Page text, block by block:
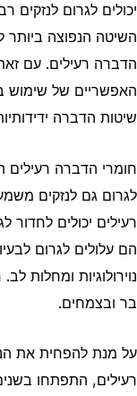
יכולים לגרום
השיטה הנפוצה ביותר
הדברה רעילים. עם
האפשריים של שימוש
שיטות הדברה
חומרי הדברה רעילים
לגרום גם לנזקים
רעילים יכולים
הם עלולים לגרום
נוירולוגיות ומחלות
בר ובצמחים.
על מנת להפחית את
רעילים, התפתחו